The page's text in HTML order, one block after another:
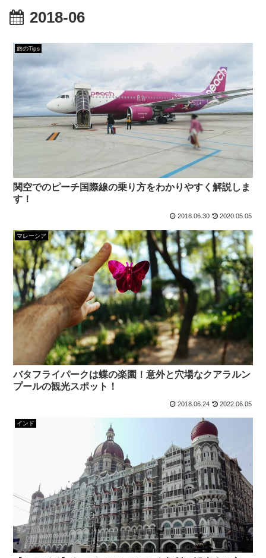
2018-06
旅のTips
関空でのピーチ国際線の乗り方をわかりやすく解説しま
す！
2018.06.30 2020.05.05
マレーシア
バタフライパークは蝶の楽園！意外と穴場なクアラルン
プールの観光スポット！
2018.06.24 2022.06.05
インド